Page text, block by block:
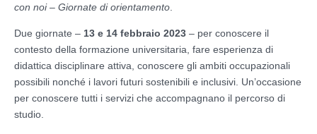
con noi – Giornate di orientamento
Due giornate – 13 e 14 febbraio 2023 – per conoscere il
contesto della formazione universitaria, fare esperienza di
didattica disciplinare attiva, conoscere gli ambiti occupazionali
possibili nonché i lavori futuri sostenibili e inclusivi. Un’occasione
per conoscere tutti i servizi che accompagnano il percorso di
studio.